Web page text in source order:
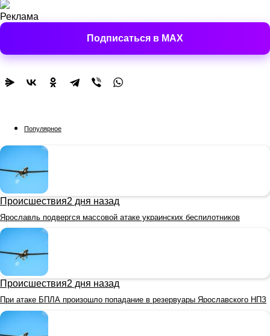
Реклама
Подписаться в MAX
Популярное
Происшествия2 дня назад
Ярославль подвергся массовой атаке украинских беспилотников
Происшествия2 дня назад
При атаке БПЛА произошло попадание в резервуары Ярославского НПЗ